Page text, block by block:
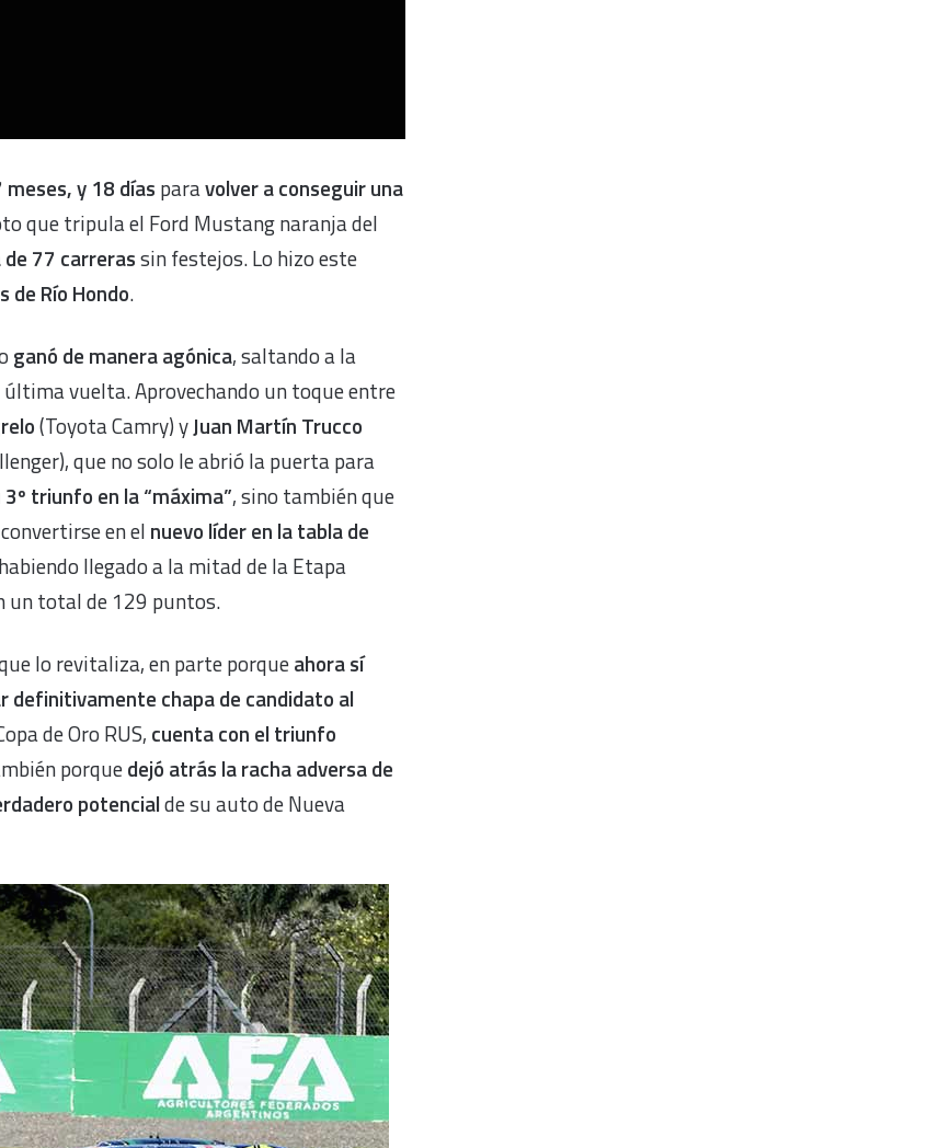
meses, y 18 días paravolver a conseguir una
que tripula el Ford Mustang naranja del
77 carrerassin festejos. Lo hizo este
de Río Hondo.
ganó de manera agónica, saltando a la
vuelta. Aprovechando un toque entre
(Toyota Camry) yJuan Martín Trucco
que no solo le abrió la puerta para
triunfo en la “máxima”, sino también que
en el nuevo líder en la tabla de
habiendo llegado a la mitad de la Etapa
un total de 129 puntos.
lo revitaliza, en parte porqueahora sí
definitivamente chapa de candidato al
de Oro RUS, cuenta con el triunfo
porquedejó atrás la racha adversa de
potencialde su auto de Nueva